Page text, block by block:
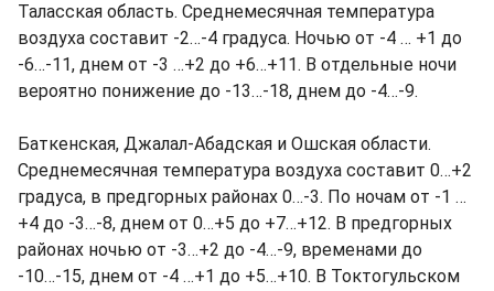
Таласская область. Среднемесячная температура
воздуха составит -2…-4 градуса. Ночью от -4 … +1 до
-6…-11, днем от -3 …+2 до +6…+11. В отдельные ночи
вероятно понижение до -13…-18, днем до -4…-9.
Баткенская, Джалал-Абадская и Ошская области.
Среднемесячная температура воздуха составит 0…+2
градуса, в предгорных районах 0…-3. По ночам от -1 …
+4 до -3…-8, днем от 0…+5 до +7…+12. В предгорных
районах ночью от -3…+2 до -4…-9, временами до
-10…-15, днем от -4 …+1 до +5…+10. В Токтогульском